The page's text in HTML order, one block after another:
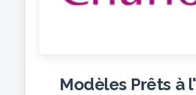
Modèles Prêts à